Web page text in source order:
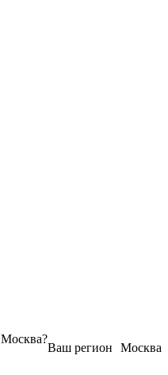
Москва
Ваш регион
Москва?